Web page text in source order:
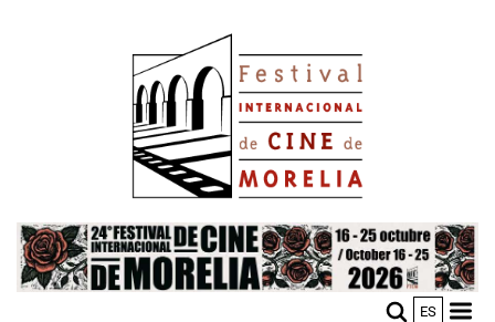
Image
ES